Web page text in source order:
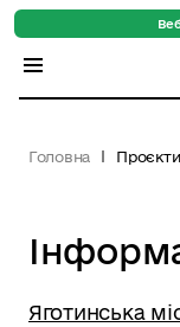
Головна Проєкти
Яготинська